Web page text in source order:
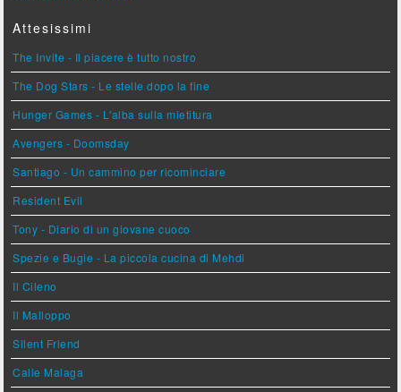
Attesissimi
The Invite - Il piacere è tutto nostro
The Dog Stars - Le stelle dopo la fine
Hunger Games - L'alba sulla mietitura
Avengers - Doomsday
Santiago - Un cammino per ricominciare
Resident Evil
Tony - Diario di un giovane cuoco
Spezie e Bugie - La piccola cucina di Mehdi
Il Cileno
Il Malloppo
Silent Friend
Calle Malaga